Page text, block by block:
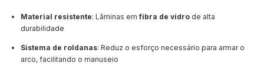
Material resistente: Lâminas emfibra de vidro de alta
durabilidade
Sistema de roldanas: Reduz o esforço necessário para armar o
arco, facilitando o manuseio